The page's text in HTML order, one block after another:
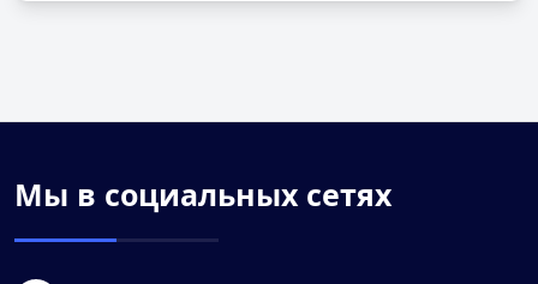
Мы в социальных сетях